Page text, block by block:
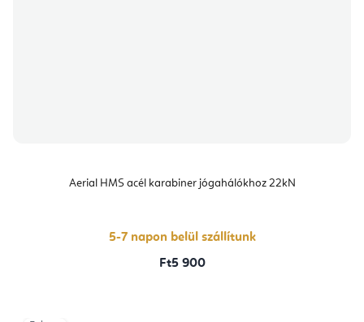
Aerial HMS acél karabiner jógahálókhoz 22kN
5-7 napon belül szállítunk
Ft5 900